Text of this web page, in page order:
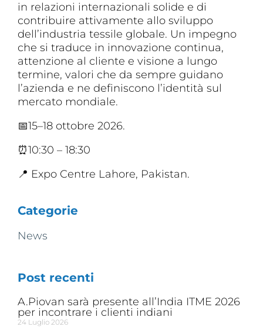
in relazioni internazionali solide e di
contribuire attivamente allo sviluppo
dell’industria tessile globale. Un impegno
che si traduce in innovazione continua,
attenzione al cliente e visione a lungo
termine, valori che da sempre guidano
l’azienda e ne definiscono l’identità sul
mercato mondiale.
📅15–18 ottobre 2026.
⏰10:30 – 18:30
📍 Expo Centre Lahore, Pakistan.
Categorie
News
Post recenti
A.Piovan sarà presente all’India ITME 2026
per incontrare i clienti indiani
24 Luglio 2026